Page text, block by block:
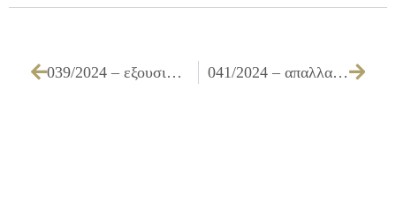
039/2024 – εξουσιοδότηση υπογραφής επενδυτικών δανείων στα πλαίσια του προγράμματος «ΑΝΤΩΝΗΣ ΤΡΙΤΣΗΣ» 041/2024 – απαλλαγή υπολόγου του υπ’ αριθμ. 206/2024 χρηματικού εντάλματος προπληρωμής για τη δαπάνη διέλευσης υπηρεσιακού οχήματος του Δήμου Ιλίου εντός Αττικής Οδού»